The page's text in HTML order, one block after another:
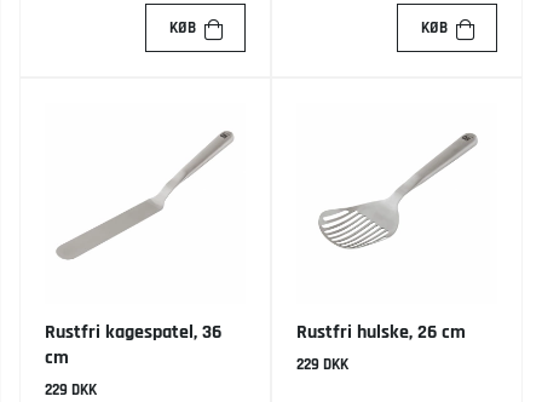
KØB KØB
Rustfri kagespatel, 36
cm
229 DKK
Rustfri hulske, 26 cm
229 DKK